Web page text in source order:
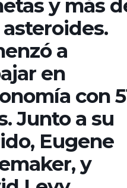
y más
a
en
con
Junto a su
Eugene
y